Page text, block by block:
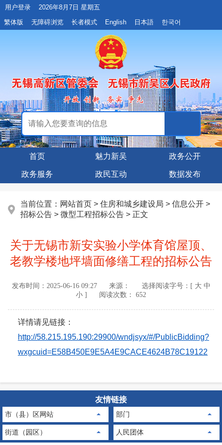
用户登录
2026年8月7日 星期五
繁体版
无障碍浏览 长者模式 English 日本語 한국어
首页 魅力新吴 政务公开
政务服务 政民互动 数据发布
当前位置： 网站首页 > 住房和城乡建设局 > 信息公开 >
招标公告 > 微型工程招标公告 > 正文
关于无锡市新安实验小学体育馆屋顶、
老教学楼地坪墙面修缮工程的招标公告
发布时间： 2025-06-16 09:27 来源： 选择阅读字号：[ 大 中
小 ] 阅读次数： 652
详情请见链接：
http://58.215.195.190:29900/wndjsyx/#/PublicBidding?
wxgcuid=E58B450E9E5A4E9CACE4624B78C19122
友情链接
市（县）区网站 部门
街道（园区） 人民团体